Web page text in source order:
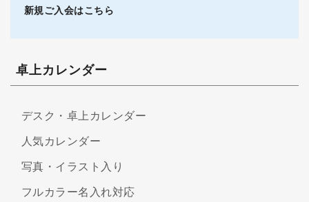
新規ご入会はこちら
卓上カレンダー
デスク・卓上カレンダー
人気カレンダー
写真・イラスト入り
フルカラー名入れ対応